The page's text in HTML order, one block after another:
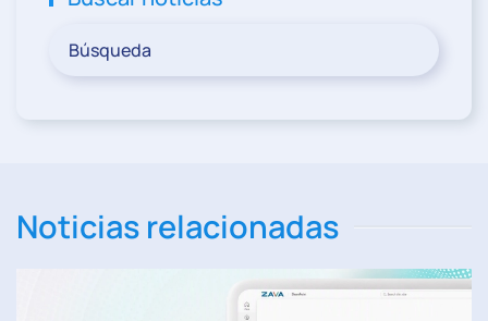
Noticias relacionadas